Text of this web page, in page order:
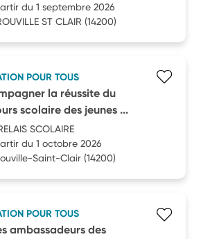
du 1 septembre 2026
ST CLAIR (14200)
POUR TOUS
la réussite du
scolaire des jeunes ...
SCOLAIRE
du 1 octobre 2026
Saint-Clair (14200)
POUR TOUS
ambassadeurs des